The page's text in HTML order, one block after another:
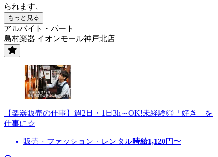
られます。
もっと見る
アルバイト・パート
島村楽器 イオンモール神戸北店
【楽器販売の仕事】週2日・1日3h～OK!未経験◎「好き」を
仕事に☆
販売・ファッション・レンタル時給1,120円〜